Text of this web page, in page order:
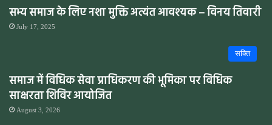
सभ्य समाज के लिए नशा मुक्ति अत्यंत आवश्यक – विनय तिवारी
July 17, 2025
सक्ति
समाज में विधिक सेवा प्राधिकरण की भूमिका पर विधिक
साक्षरता शिविर आयोजित
August 3, 2026